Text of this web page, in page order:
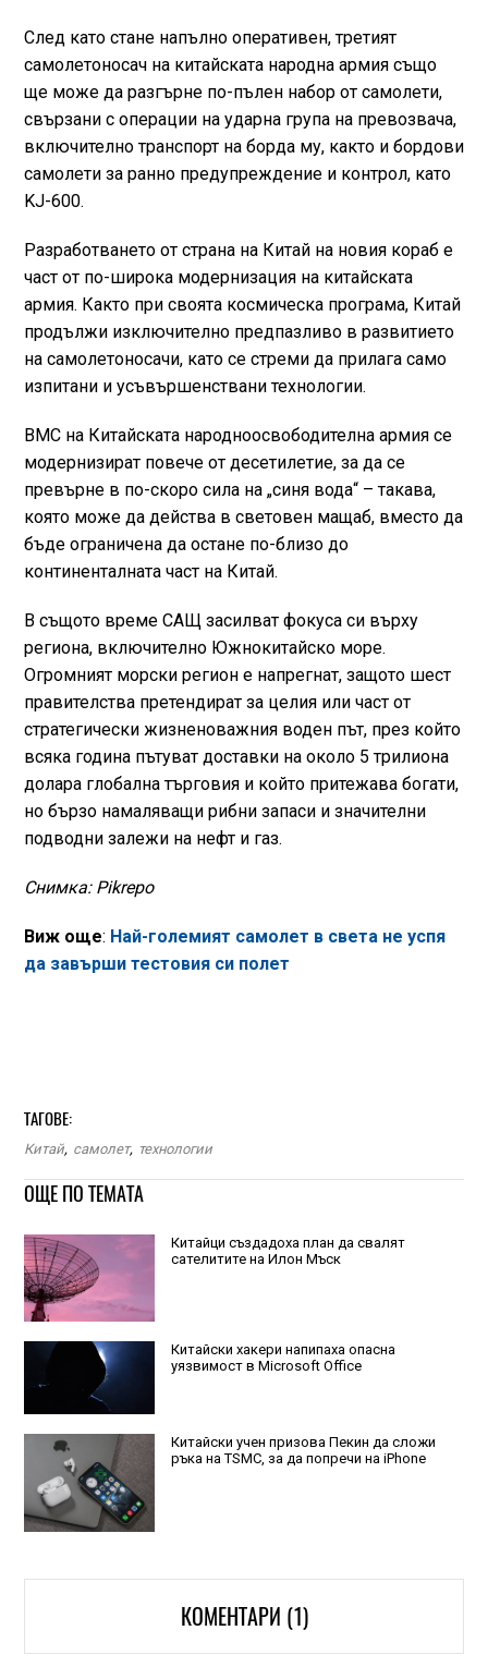
След като стане напълно оперативен, третият
самолетоносач на китайската народна армия също
ще може да разгърне по-пълен набор от самолети,
свързани с операции на ударна група на превозвача,
включително транспорт на борда му, както и бордови
самолети за ранно предупреждение и контрол, като
KJ-600.
Разработването от страна на Китай на новия кораб е
част от по-широка модернизация на китайската
армия. Както при своята космическа програма, Китай
продължи изключително предпазливо в развитието
на самолетоносачи, като се стреми да прилага само
изпитани и усъвършенствани технологии.
ВМС на Китайската народноосвободителна армия се
модернизират повече от десетилетие, за да се
превърне в по-скоро сила на „синя вода“ – такава,
която може да действа в световен мащаб, вместо да
бъде ограничена да остане по-близо до
континенталната част на Китай.
В същото време САЩ засилват фокуса си върху
региона, включително Южнокитайско море.
Огромният морски регион е напрегнат, защото шест
правителства претендират за целия или част от
стратегически жизненоважния воден път, през който
всяка година пътуват доставки на около 5 трилиона
долара глобална търговия и който притежава богати,
но бързо намаляващи рибни запаси и значителни
подводни залежи на нефт и газ.
Снимка: Pikrepo
Виж още: Най-големият самолет в света не успя
да завърши тестовия си полет
ТАГОВЕ:
Китай, самолет, технологии
ОЩЕ ПО ТЕМАТА
Китайци създадоха план да свалят
сателитите на Илон Мъск
Китайски хакери напипаха опасна
уязвимост в Microsoft Office
Китайски учен призова Пекин да сложи
ръка на TSMC, за да попречи на iPhone
КОМЕНТАРИ (1)